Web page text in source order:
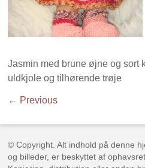
Jasmin med brune øjne og sort
uldkjole og tilhørende trøje
← Previous
© Copyright. Alt indhold på denne
og billeder, er beskyttet af